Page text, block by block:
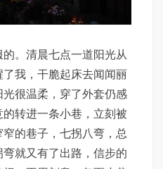
。清晨七点一道阳光从
我，干脆起床去闻闻丽
很温柔，穿了外套仍感
转进一条小巷，立刻被
的巷子，七拐八弯，总
就又有了出路，信步的